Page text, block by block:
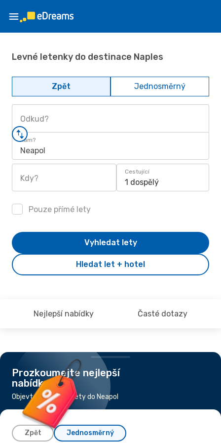
Levné letenky do destinace Naples
Zpět Jednosměrný
Odkud?
Kam?
Neapol
Kdy?
Cestující
1 dospělý
Pouze přímé lety
Hledat let + hotel
Vyhledat lety
Nejlepší nabídky Časté dotazy
Prozkoumejte nejlepší
nabídky
Objevte nejlevnější lety do Neapol
Zpět Jednosměrný